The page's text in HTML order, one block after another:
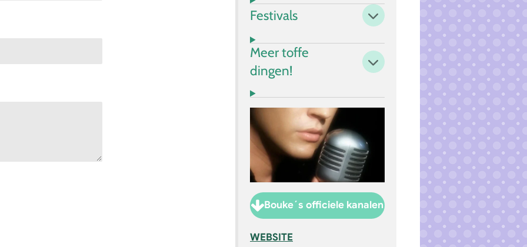
Festivals
Meer toffe
dingen!
Bouke´s officiele kanalen
WEBSITE